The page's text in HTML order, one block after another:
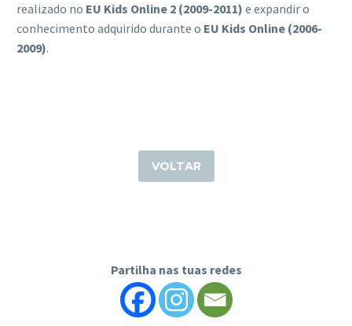
realizado no EU Kids Online 2 (2009-2011) e expandir o
conhecimento adquirido durante o EU Kids Online (2006-
2009).
VOLTAR
Partilha nas tuas redes